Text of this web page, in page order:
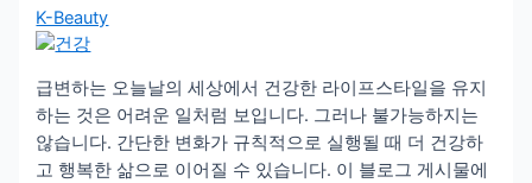
K-Beauty
급변하는 오늘날의 세상에서 건강한 라이프스타일을 유지
하는 것은 어려운 일처럼 보입니다. 그러나 불가능하지는
않습니다. 간단한 변화가 규칙적으로 실행될 때 더 건강하
고 행복한 삶으로 이어질 수 있습니다. 이 블로그 게시물에